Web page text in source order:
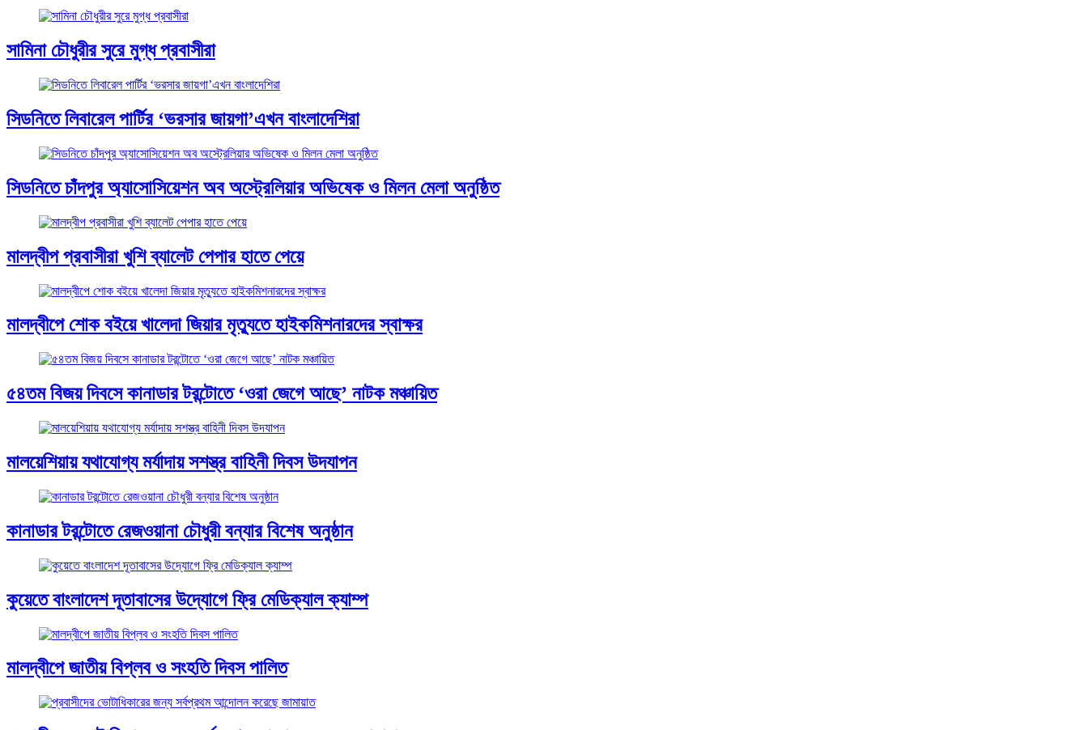
সামিনা চৌধুরীর সুরে মুগ্ধ প্রবাসীরা
সিডনিতে লিবারেল পার্টির ‘ভরসার জায়গা’এখন বাংলাদেশিরা
সিডনিতে চাঁদপুর অ্যাসোসিয়েশন অব অস্ট্রেলিয়ার অভিষেক ও মিলন মেলা অনুষ্ঠিত
মালদ্বীপ প্রবাসীরা খুশি ব্যালেট পেপার হাতে পেয়ে
মালদ্বীপে শোক বইয়ে খালেদা জিয়ার মৃত্যুতে হাইকমিশনারদের স্বাক্ষর
৫৪তম বিজয় দিবসে কানাডার টরন্টোতে ‘ওরা জেগে আছে’ নাটক মঞ্চায়িত
মালয়েশিয়ায় যথাযোগ্য মর্যাদায় সশস্ত্র বাহিনী দিবস উদযাপন
কানাডার টরন্টোতে রেজওয়ানা চৌধুরী বন্যার বিশেষ অনুষ্ঠান
কুয়েতে বাংলাদেশ দূতাবাসের উদ্যোগে ফ্রি মেডিক্যাল ক্যাম্প
মালদ্বীপে জাতীয় বিপ্লব ও সংহতি দিবস পালিত